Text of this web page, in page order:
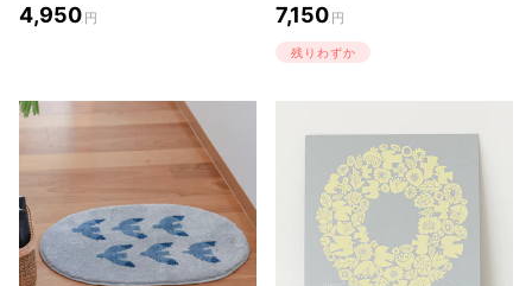
4,950 円 7,150 円
残りわずか